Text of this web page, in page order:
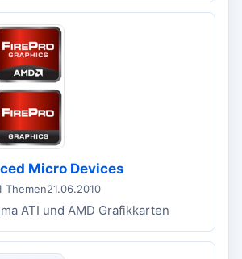
Micro Devices
Themen21.06.2010
ATI und AMD Grafikkarten